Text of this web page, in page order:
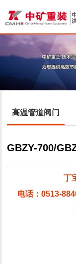
高温管道阀门
GBZY-700/
丁
电话：0513-